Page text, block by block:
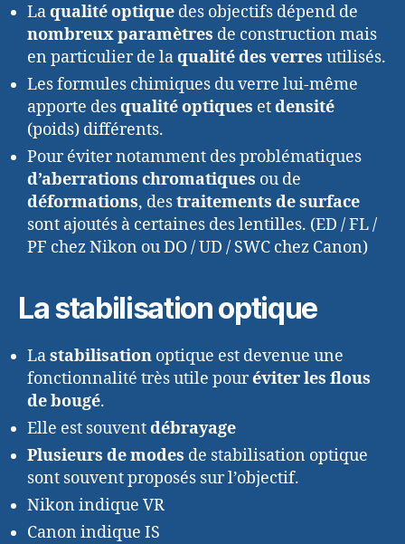
Laqualité optique des objectifs dépend de
nombreux paramètres de construction mais
en particulier de laqualité des verres utilisés.
Les formules chimiques du verre lui-même
apporte desqualité optiques etdensité
(poids) différents.
Pour éviter notamment des problématiques
d’aberrations chromatiques ou de
déformations, destraitements de surface
sont ajoutés à certaines des lentilles. (ED / FL /
PF chez Nikon ou DO / UD / SWC chez Canon)
La stabilisation optique
Lastabilisation optique est devenue une
fonctionnalité très utile pouréviter les flous
de bougé.
Elle est souventdébrayage
Plusieurs de modes de stabilisation optique
sont souvent proposés sur l’objectif.
Nikon indique VR
Canon indique IS